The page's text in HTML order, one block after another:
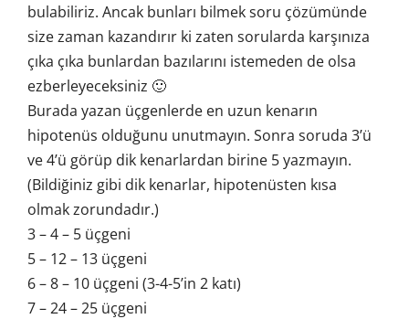
bulabiliriz. Ancak bunları bilmek soru çözümünde
size zaman kazandırır ki zaten sorularda karşınıza
çıka çıka bunlardan bazılarını istemeden de olsa
ezberleyeceksiniz 🙂
Burada yazan üçgenlerde en uzun kenarın
hipotenüs olduğunu unutmayın. Sonra soruda 3’ü
ve 4’ü görüp dik kenarlardan birine 5 yazmayın.
(Bildiğiniz gibi dik kenarlar, hipotenüsten kısa
olmak zorundadır.)
3 – 4 – 5 üçgeni
5 – 12 – 13 üçgeni
6 – 8 – 10 üçgeni (3-4-5’in 2 katı)
7 – 24 – 25 üçgeni